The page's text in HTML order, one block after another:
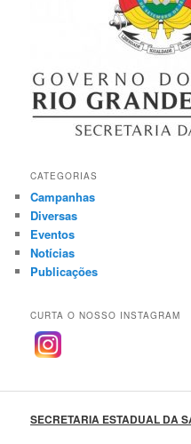
CATEGORIAS
Campanhas
Diversas
Eventos
Notícias
Publicações
CURTA O NOSSO INSTAGRAM
SECRETARIA ESTADUAL DA